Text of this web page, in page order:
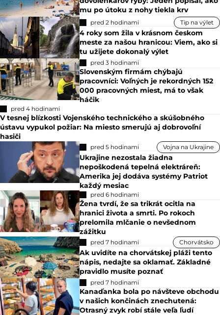
mu po útoku z nohy tiekla krv
pred 2 hodinami Tip na výlet
4 roky som žila v krásnom českom
meste za našou hranicou: Viem, ako si
tu užijete dokonalý výlet
pred 3 hodinami
Slovenským firmám chýbajú
pracovníci: Voľných je rekordných 152
000 pracovných miest, má to však
háčik
pred 4 hodinami
V tesnej blízkosti Vojenského technického a skúšobného
ústavu vypukol požiar: Na miesto smerujú aj dobrovoľní
hasiči
pred 5 hodinami Vojna na Ukrajine
Ukrajine nezostala žiadna
nepoškodená tepelná elektráreň:
Amerika jej dodáva systémy Patriot
každý mesiac
pred 6 hodinami
Žena tvrdí, že sa trikrát ocitla na
hranici života a smrti. Po rokoch
prelomila mlčanie o nevšednom
zážitku
pred 7 hodinami Chorvátsko
Ak uvidíte na chorvátskej pláži tento
nápis, nedajte sa oklamať. Základné
pravidlo musíte poznať
pred 7 hodinami
Kanaďanka bola po návšteve obchodu
v našich končinách znechutená:
Otrasný zvyk robí stále veľa ľudí